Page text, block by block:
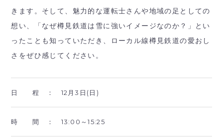
きます。そして、魅力的な運転士さんや地域の足としての
想い、「なぜ樽見鉄道は雪に強いイメージなのか？」とい
ったことも知っていただき、ローカル線樽見鉄道の愛おし
さをぜひ感じてください。
日 程 ： 12月3日(日)
時 間 ： 13:00～15:25